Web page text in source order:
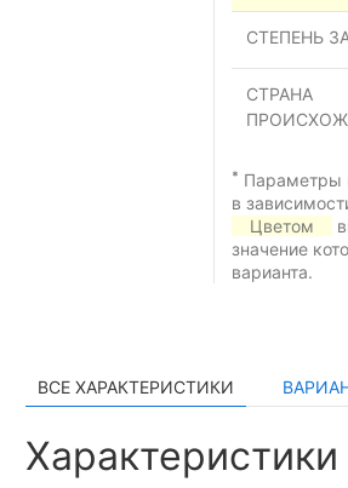
СТЕПЕНЬ
СТРАНА
* Параметры
в
Цветом
значение
варианта.
ВСЕ ХАРАКТЕРИСТИКИ